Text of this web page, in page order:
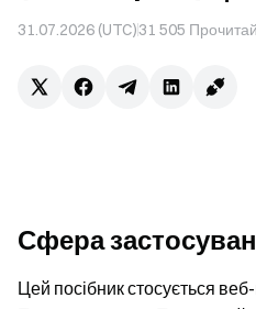
31.07.2026 (UTC)31 505
Сфера
Цей посібник стосується